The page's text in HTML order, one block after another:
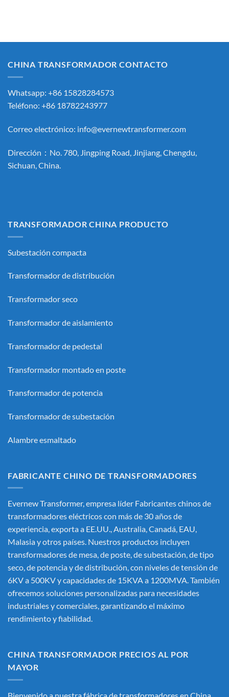
CHINA TRANSFORMADOR CONTACTO
Whatsapp: +86 15828284573
Teléfono: +86 18782243977
Correo electrónico: info@evernewtransformer.com
Dirección：No. 780, Jingping Road, Jinjiang, Chengdu,
Sichuan, China.
TRANSFORMADOR CHINA PRODUCTO
Subestación compacta
Transformador de distribución
Transformador seco
Transformador de aislamiento
Transformador de pedestal
Transformador montado en poste
Transformador de potencia
Transformador de subestación
Alambre esmaltado
FABRICANTE CHINO DE TRANSFORMADORES
Evernew Transformer, empresa líder Fabricantes chinos de
transformadores eléctricoscon más de 30 años de
experiencia, exporta a EE.UU., Australia, Canadá, EAU,
Malasia y otros países. Nuestros productos incluyen
transformadores de mesa, de poste, de subestación, de tipo
seco, de potencia y de distribución, con niveles de tensión de
6KV a 500KV y capacidades de 15KVA a 1200MVA. También
ofrecemos soluciones personalizadas para necesidades
industriales y comerciales, garantizando el máximo
rendimiento y fiabilidad.
CHINA TRANSFORMADOR PRECIOS AL POR
MAYOR